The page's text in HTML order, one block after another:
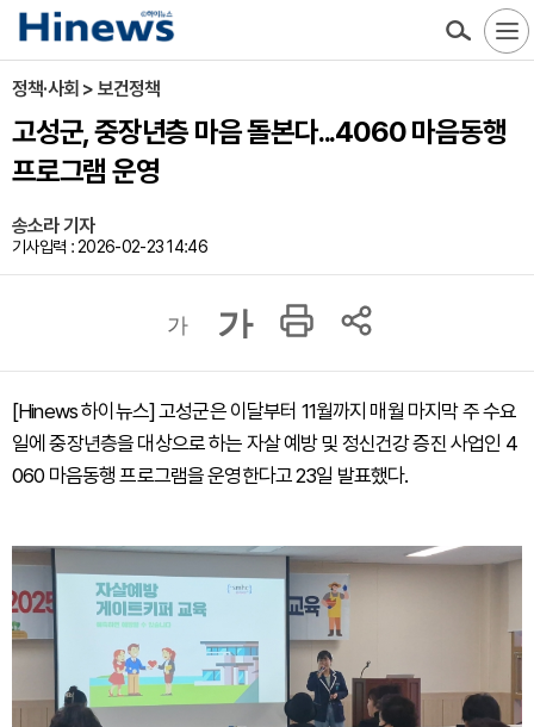
정책·사회 > 보건정책
고성군, 중장년층 마음 돌본다...4060 마음동행
프로그램 운영
송소라 기자
기사입력 : 2026-02-23 14:46
가 가
[Hinews 하이뉴스] 고성군은 이달부터 11월까지 매월 마지막 주 수요
일에 중장년층을 대상으로 하는 자살 예방 및 정신건강 증진 사업인 4
060 마음동행 프로그램을 운영한다고 23일 발표했다.